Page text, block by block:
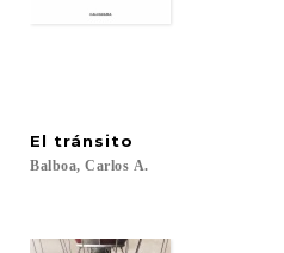
El tránsito
Balboa, Carlos A.